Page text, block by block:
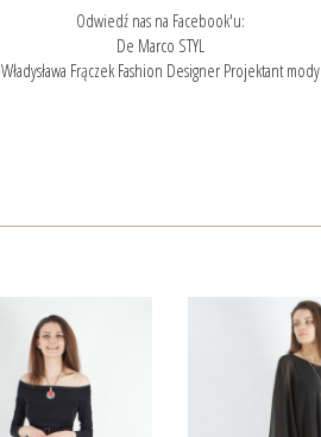
Odwiedź nas na Facebook'u:
De Marco STYL
Władysława Frączek Fashion Designer Projektant mody